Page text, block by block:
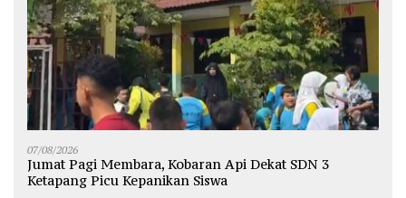
07/08/2026
Jumat Pagi Membara, Kobaran Api Dekat SDN 3
Ketapang Picu Kepanikan Siswa